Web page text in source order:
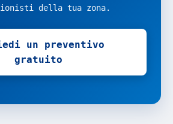
della tua zona.
un preventivo
gratuito